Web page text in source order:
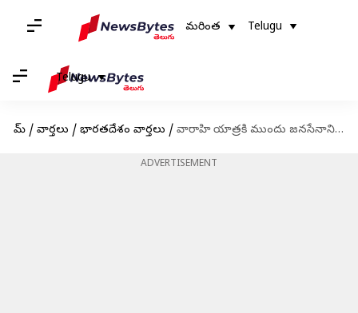
మరింత Telugu
Telugu
హోమ్ / వార్తలు / భారతదేశం వార్తలు / వారాహి యాత్రకి ముందు జనసేనాని ధర్మ పరిరక్షణ యాగం
ADVERTISEMENT